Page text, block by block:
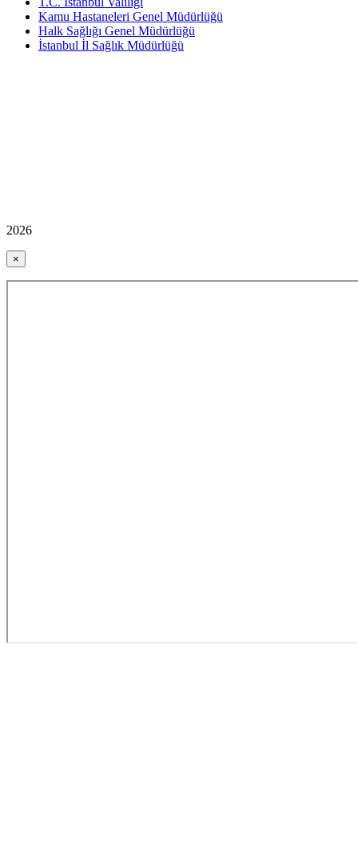
Kamu Hastaneleri Genel Müdürlüğü
Halk Sağlığı Genel Müdürlüğü
İstanbul İl Sağlık Müdürlüğü
2026
×